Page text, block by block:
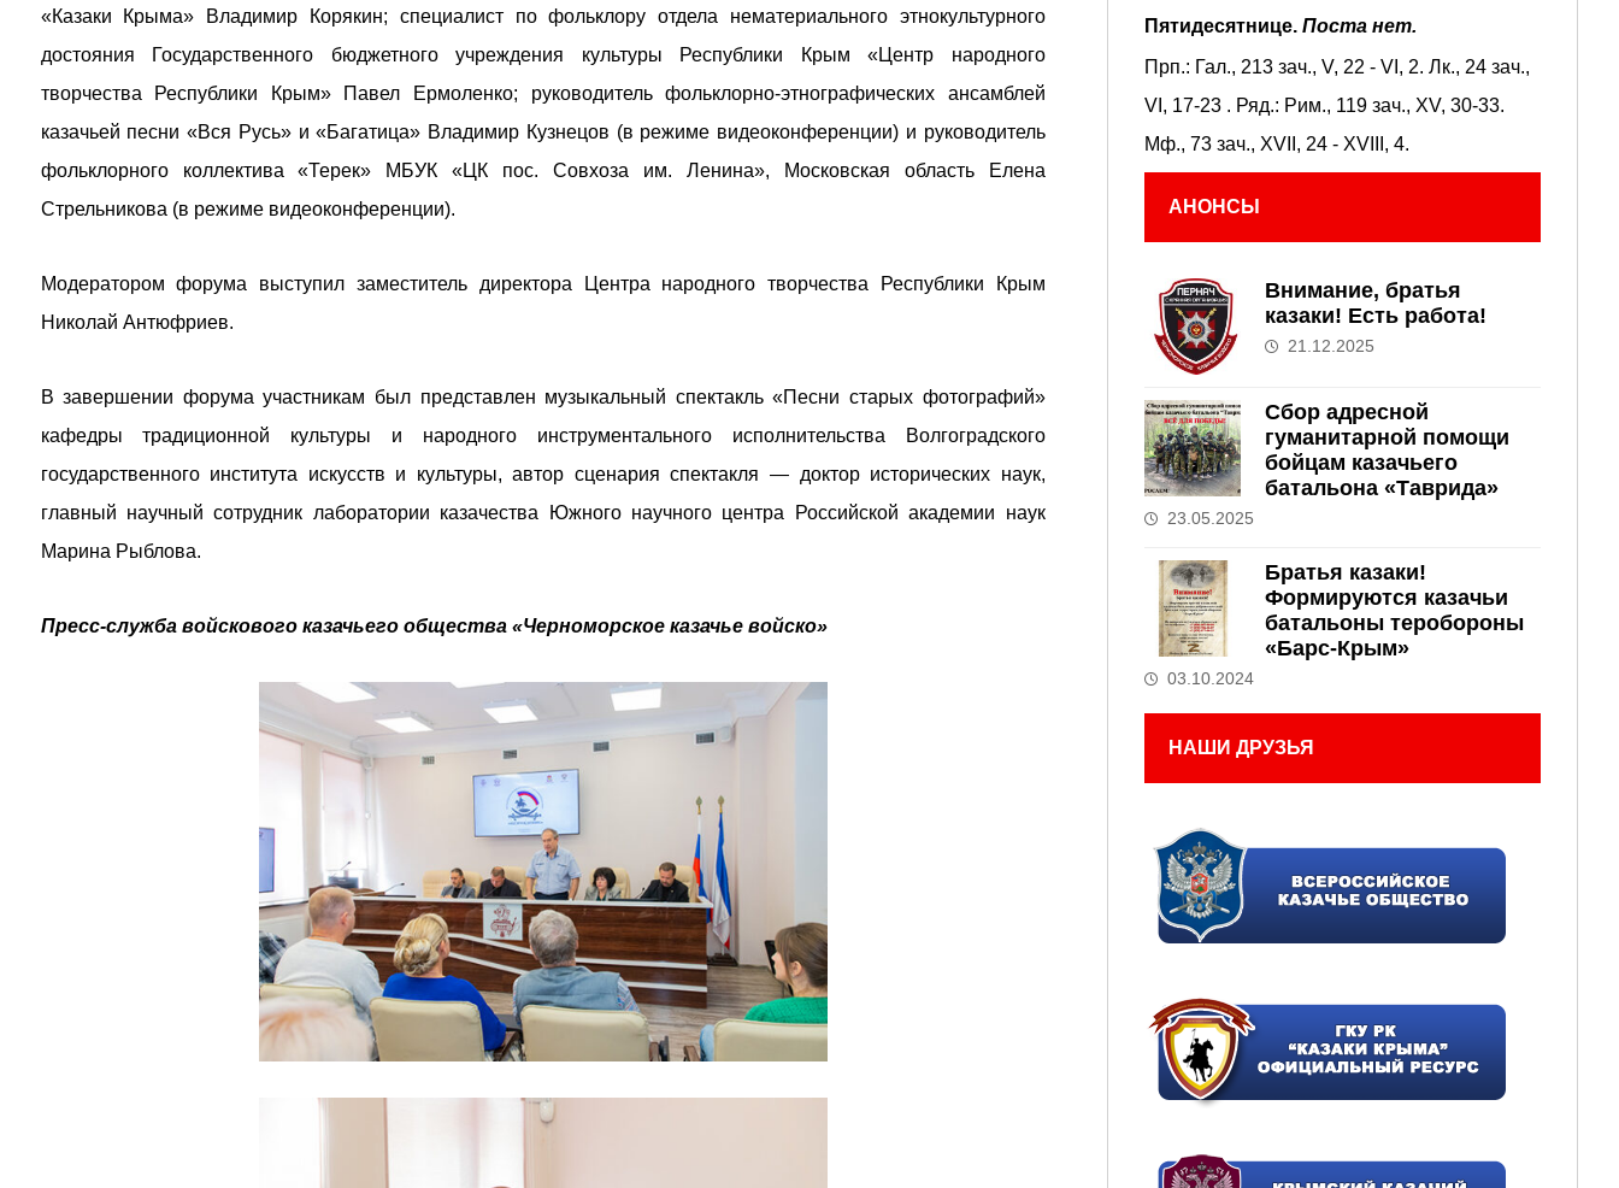
«Казаки Крыма» Владимир Корякин; специалист по фольклору отдела нематериального этнокультурного
достояния Государственного бюджетного учреждения культуры Республики Крым «Центр народного
творчества Республики Крым» Павел Ермоленко; руководитель фольклорно-этнографических ансамблей
казачьей песни «Вся Русь» и «Багатица» Владимир Кузнецов (в режиме видеоконференции) и руководитель
фольклорного коллектива «Терек» МБУК «ЦК пос. Совхоза им. Ленина», Московская область Елена
Стрельникова (в режиме видеоконференции).
Модератором форума выступил заместитель директора Центра народного творчества Республики Крым
Николай Антюфриев.
В завершении форума участникам был представлен музыкальный спектакль «Песни старых фотографий»
кафедры традиционной культуры и народного инструментального исполнительства Волгоградского
государственного института искусств и культуры, автор сценария спектакля — доктор исторических наук,
главный научный сотрудник лаборатории казачества Южного научного центра Российской академии наук
Марина Рыблова.
Пресс-служба войскового казачьего общества «Черноморское казачье войско»
Пятидесятнице. Поста нет.
Прп.: Гал., 213 зач., V, 22 - VI, 2. Лк., 24 зач.,
VI, 17-23 . Ряд.: Рим., 119 зач., XV, 30-33.
Мф., 73 зач., XVII, 24 - XVIII, 4.
АНОНСЫ
Внимание, братья
казаки! Есть работа!
21.12.2025
Сбор адресной
гуманитарной помощи
бойцам казачьего
батальона «Таврида»
23.05.2025
Братья казаки!
Формируются казачьи
батальоны теробороны
«Барс-Крым»
03.10.2024
НАШИ ДРУЗЬЯ